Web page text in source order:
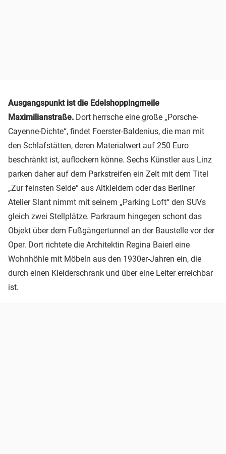
Ausgangspunkt ist die Edelshoppingmeile
Maximilianstraße. Dort herrsche eine große „Porsche-
Cayenne-Dichte“, findet Foerster-Baldenius, die man mit
den Schlafstätten, deren Materialwert auf 250 Euro
beschränkt ist, auflockern könne. Sechs Künstler aus Linz
parken daher auf dem Parkstreifen ein Zelt mit dem Titel
„Zur feinsten Seide“ aus Altkleidern oder das Berliner
Atelier Slant nimmt mit seinem „Parking Loft“ den SUVs
gleich zwei Stellplätze. Parkraum hingegen schont das
Objekt über dem Fußgängertunnel an der Baustelle vor der
Oper. Dort richtete die Architektin Regina Baierl eine
Wohnhöhle mit Möbeln aus den 1930er-Jahren ein, die
durch einen Kleiderschrank und über eine Leiter erreichbar
ist.